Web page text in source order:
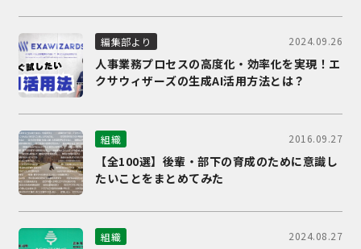
編集部より 2024.09.26
人事業務プロセスの高度化・効率化を実現！エ
クサウィザーズの生成AI活用方法とは？
組織 2016.09.27
【全100選】後輩・部下の育成のために意識し
たいことをまとめてみた
組織 2024.08.27